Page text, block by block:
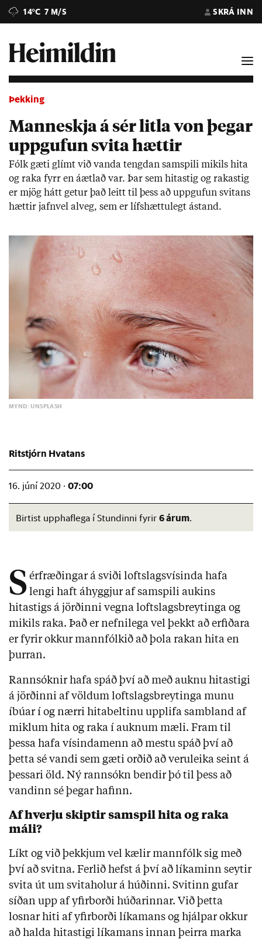
14°C 7 M/S SKRÁ INN
Þekking
Manneskja á sér litla von þegar
uppgufun svita hættir
Fólk gæti glímt við vanda tengd­an sam­spili mik­ils hita
og raka fyrr en áætl­að var. Þar sem hita­stig og raka­stig
er mjög hátt get­ur það leitt til þess að upp­guf­un svit­ans
hætt­ir jafn­vel al­veg, sem er lífs­hættu­legt ástand.
MYND: UNSPLASH
Ritstjórn Hvatans
16. júní 2020 · 07:00
Birtist upphaflega í Stundinni fyrir 6 árum.
S érfræðingar á sviði loftslagsvísinda hafa
lengi haft áhyggjur af samspili aukins
hitastigs á jörðinni vegna loftslagsbreytinga og
mikils raka. Það er nefnilega vel þekkt að erfiðara
er fyrir okkur mannfólkið að þola rakan hita en
þurran.
Rannsóknir hafa spáð því að með auknu hitastigi
á jörðinni af völdum loftslagsbreytinga munu
íbúar í og nærri hitabeltinu upplifa sambland af
miklum hita og raka í auknum mæli. Fram til
þessa hafa vísindamenn að mestu spáð því að
þetta sé vandi sem gæti orðið að veruleika seint á
þessari öld. Ný rannsókn bendir þó til þess að
vandinn sé þegar hafinn.
Af hverju skiptir samspil hita og raka
máli?
Líkt og við þekkjum vel kælir mannfólk sig með
því að svitna. Ferlið hefst á því að líkaminn seytir
svita út um svitaholur á húðinni. Svitinn gufar
síðan upp af yfirborði húðarinnar. Við þetta
losnar hiti af yfirborði líkamans og hjálpar okkur
að halda hitastigi líkamans innan þeirra marka